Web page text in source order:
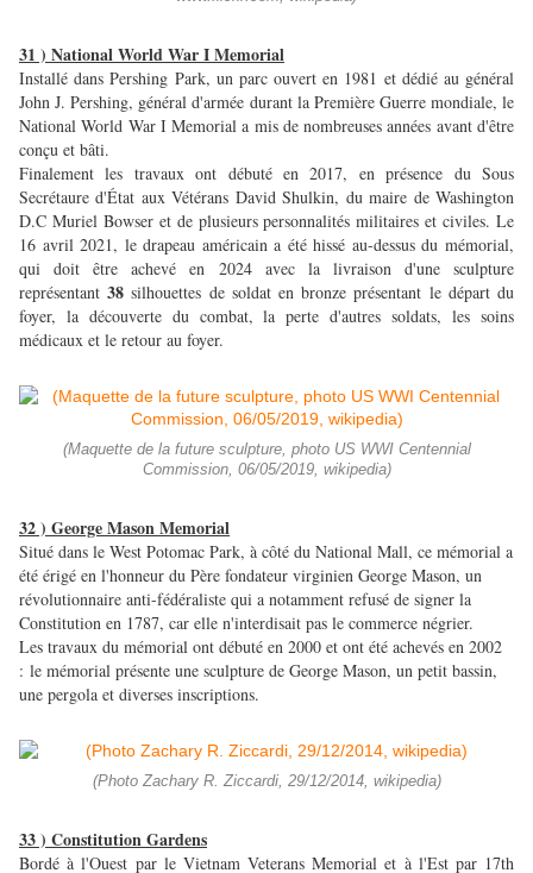
31 ) National World War I Memorial
Installé dans Pershing Park, un parc ouvert en 1981 et dédié au général
John J. Pershing, général d'armée durant la Première Guerre mondiale, le
National World War I Memorial a mis de nombreuses années avant d'être
conçu et bâti.
Finalement les travaux ont débuté en 2017, en présence du Sous
Secrétaure d'État aux Vétérans David Shulkin, du maire de Washington
D.C Muriel Bowser et de plusieurs personnalités militaires et civiles. Le
16 avril 2021, le drapeau américain a été hissé au-dessus du mémorial,
qui doit être achevé en 2024 avec la livraison d'une sculpture
représentant38silhouettes de soldat en bronze présentant le départ du
foyer, la découverte du combat, la perte d'autres soldats, les soins
médicaux et le retour au foyer.
(Maquette de la future sculpture, photo US WWI Centennial
Commission, 06/05/2019, wikipedia)
32 ) George Mason Memorial
Situé dans le West Potomac Park, à côté du National Mall, ce mémorial a
été érigé en l'honneur du Père fondateur virginien George Mason, un
révolutionnaire anti-fédéraliste qui a notamment refusé de signer la
Constitution en 1787, car elle n'interdisait pas le commerce négrier.
Les travaux du mémorial ont débuté en 2000 et ont été achevés en 2002
: le mémorial présente une sculpture de George Mason, un petit bassin,
une pergola et diverses inscriptions.
(Photo Zachary R. Ziccardi, 29/12/2014, wikipedia)
33 ) Constitution Gardens
Bordé à l'Ouest par le Vietnam Veterans Memorial et à l'Est par 17th